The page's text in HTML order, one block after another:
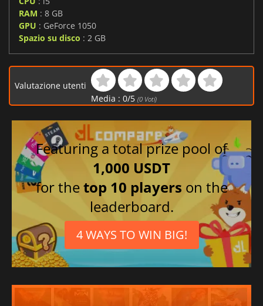
RAM : 8 GB
GPU : GeForce 1050
Spazio su disco : 2 GB
Valutazione utenti
Media : 0/5 (0Voti)
Featuring a total prize pool of
1,000 USDT
for thetop 10 players on the
leaderboard.
4 WAYS TO WIN BIG!